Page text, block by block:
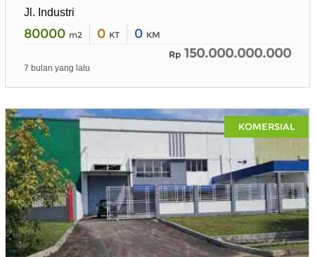
Jl. Industri
80000 m2 0 KT 0 KM
Rp 150.000.000.000
7 bulan yang lalu
KOMERSIAL